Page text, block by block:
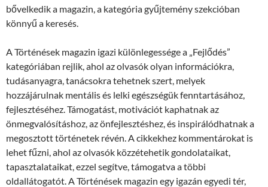
bővelkedik a magazin, a kategória gyűjtemény szekcióban
könnyű a keresés.
A Történések magazin igazi különlegessége a „Fejlődés”
kategóriában rejlik, ahol az olvasók olyan információkra,
tudásanyagra, tanácsokra tehetnek szert, melyek
hozzájárulnak mentális és lelki egészségük fenntartásához,
fejlesztéséhez. Támogatást, motivációt kaphatnak az
önmegvalósításhoz, az önfejlesztéshez, és inspirálódhatnak a
megosztott történetek révén. A cikkekhez kommentárokat is
lehet fűzni, ahol az olvasók közzétehetik gondolataikat,
tapasztalataikat, ezzel segítve, támogatva a többi
oldallátogatót. A Történések magazin egy igazán egyedi tér,